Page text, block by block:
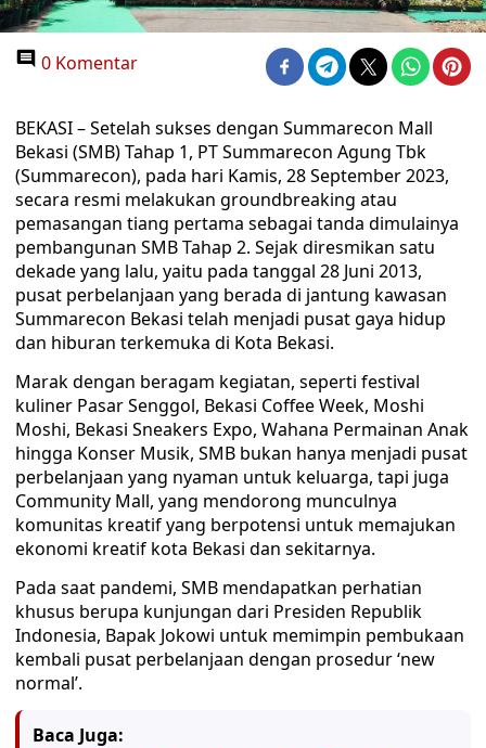
0 Komentar
BEKASI – Setelah sukses dengan Summarecon Mall
Bekasi (SMB) Tahap 1, PT Summarecon Agung Tbk
(Summarecon), pada hari Kamis, 28 September 2023,
secara resmi melakukan groundbreaking atau
pemasangan tiang pertama sebagai tanda dimulainya
pembangunan SMB Tahap 2. Sejak diresmikan satu
dekade yang lalu, yaitu pada tanggal 28 Juni 2013,
pusat perbelanjaan yang berada di jantung kawasan
Summarecon Bekasi telah menjadi pusat gaya hidup
dan hiburan terkemuka di Kota Bekasi.
Marak dengan beragam kegiatan, seperti festival
kuliner Pasar Senggol, Bekasi Coffee Week, Moshi
Moshi, Bekasi Sneakers Expo, Wahana Permainan Anak
hingga Konser Musik, SMB bukan hanya menjadi pusat
perbelanjaan yang nyaman untuk keluarga, tapi juga
Community Mall, yang mendorong munculnya
komunitas kreatif yang berpotensi untuk memajukan
ekonomi kreatif kota Bekasi dan sekitarnya.
Pada saat pandemi, SMB mendapatkan perhatian
khusus berupa kunjungan dari Presiden Republik
Indonesia, Bapak Jokowi untuk memimpin pembukaan
kembali pusat perbelanjaan dengan prosedur ‘new
normal’.
Baca Juga: